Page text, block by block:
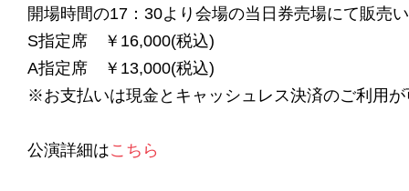
開場時間の17：30より会場の当日券売場にて販売
S指定席 ￥16,000(税込)
A指定席 ￥13,000(税込)
※お支払いは現金とキャッシュレス決済のご利用
公演詳細はこちら